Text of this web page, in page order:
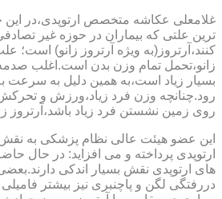
غلامعلی عکاشه متخصص ارتوپدی،در
ترین علتی که بیماران در حوزه غیر
کنند،آرتروز(به ویژه آرتروز زانو) است؛
زانو،تحمل تمام وزن بدن است.اغلب
بسیار زیاد است،به همین دلیل به
رود.چنانچه وزن فرد زیاد،ورزش و
روی زمین نشستن فرد زیاد باشد،آرتروز
این عضو هیئت عالی نظام پزشکی به نقش
ارتوپدی پرداخته و می افزاید: در حال
های ارتوپدی نقش بسیار اندکی دارند.بعضی
دررفتگی لگن و پاچنبری نیز بیشتر فامیلی